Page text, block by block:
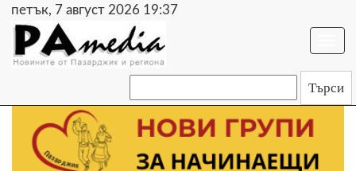
петък, 7 август 2026 19:37